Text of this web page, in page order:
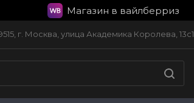
Магазин в вайлберриз
г. Москва, улица Академика Королева, 13с1